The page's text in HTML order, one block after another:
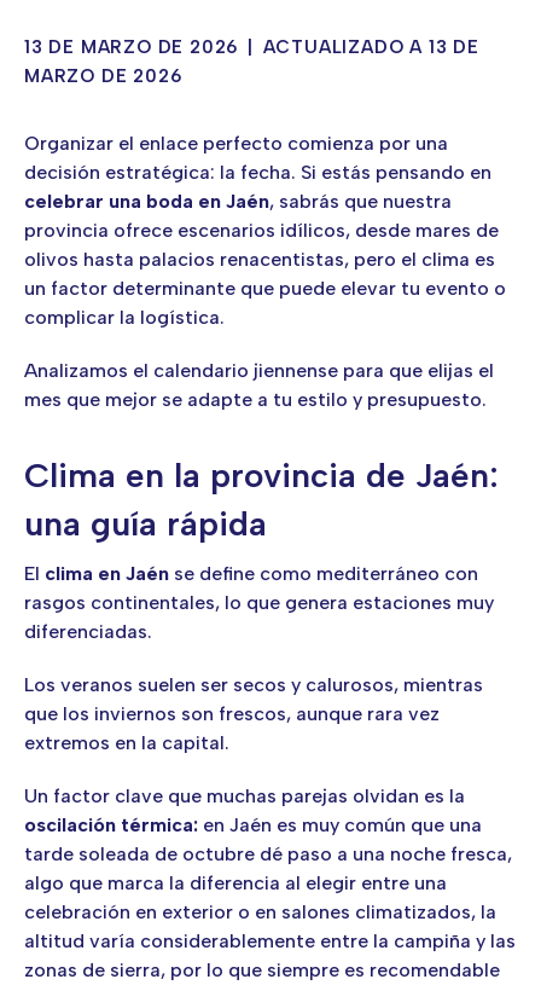
13 DE MARZO DE 2026
ACTUALIZADO A 13 DE
MARZO DE 2026
Organizar el enlace perfecto comienza por una
decisión estratégica: la fecha. Si estás pensando en
celebrar una boda en Jaén, sabrás que nuestra
provincia ofrece escenarios idílicos, desde mares de
olivos hasta palacios renacentistas, pero el clima es
un factor determinante que puede elevar tu evento o
complicar la logística.
Analizamos el calendario jiennense para que elijas el
mes que mejor se adapte a tu estilo y presupuesto.
Clima en la provincia de Jaén:
una guía rápida
El clima en Jaén se define como mediterráneo con
rasgos continentales, lo que genera estaciones muy
diferenciadas.
Los veranos suelen ser secos y calurosos, mientras
que los inviernos son frescos, aunque rara vez
extremos en la capital.
Un factor clave que muchas parejas olvidan es la
oscilación térmica: en Jaén es muy común que una
tarde soleada de octubre dé paso a una noche fresca,
algo que marca la diferencia al elegir entre una
celebración en exterior o en salones climatizados, la
altitud varía considerablemente entre la campiña y las
zonas de sierra, por lo que siempre es recomendable